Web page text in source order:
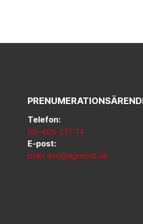
Telefon:
08–400 277 14
E-post:
pren.wm@egmont.se